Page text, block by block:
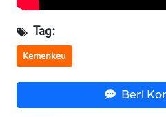
Tag:
Kemenkeu
Beri
WN
WN
WN